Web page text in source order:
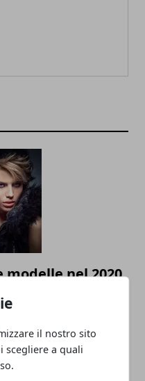
il nostro sito
scegliere a quali
nel 2020